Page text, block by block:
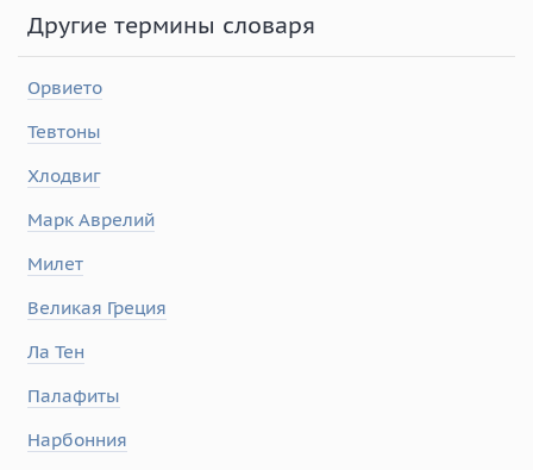
Другие термины словаря
Орвието
Тевтоны
Хлодвиг
Марк Аврелий
Милет
Великая Греция
Ла Тен
Палафиты
Нарбонния